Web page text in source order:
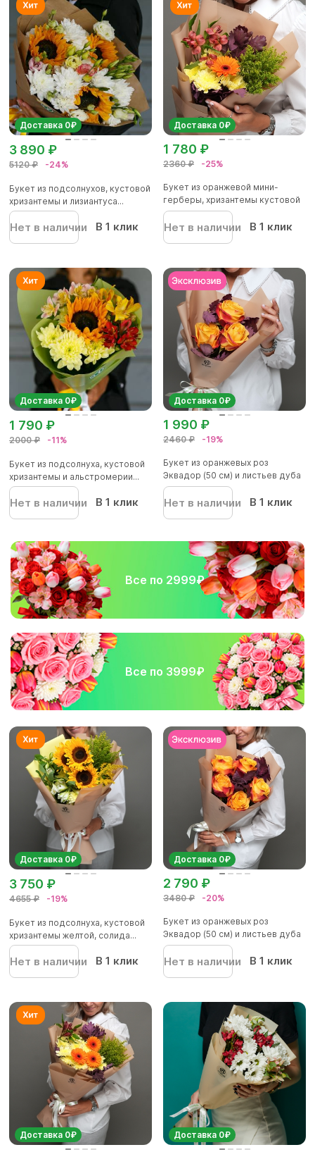
Доставка 0₽
5120 ₽ -24%
3 890 ₽
Букет из подсолнухов, кустовой
хризантемы и лизиантуса...
Нет в наличии В 1 клик
Доставка 0₽
2360 ₽ -25%
1 780 ₽
Букет из оранжевой мини-
герберы, хризантемы кустовой
же...
Нет в наличии В 1 клик
Доставка 0₽
2000 ₽ -11%
1 790 ₽
Букет из подсолнуха, кустовой
хризантемы и альстромерии...
Нет в наличии В 1 клик
Доставка 0₽
2460 ₽ -19%
1 990 ₽
Букет из оранжевых роз
Эквадор (50 см) и листьев дуба
-...
Нет в наличии В 1 клик
Все по 2999₽
Все по 3999₽
Доставка 0₽
4655 ₽ -19%
3 750 ₽
Букет из подсолнуха, кустовой
хризантемы желтой, солида...
Нет в наличии В 1 клик
Доставка 0₽
3480 ₽ -20%
2 790 ₽
Букет из оранжевых роз
Эквадор (50 см) и листьев дуба
-...
Нет в наличии В 1 клик
Доставка 0₽ Доставка 0₽